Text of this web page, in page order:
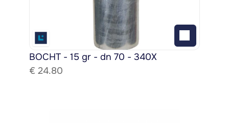
BOCHT - 15 gr - dn 70 - 340X
€ 24.80